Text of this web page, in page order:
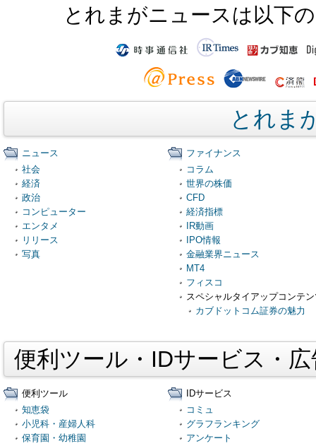
とれまがニュースは以下
とれま
ニュース
社会
経済
政治
コンピューター
エンタメ
リリース
写真
ファイナンス
コラム
世界の株価
CFD
経済指標
IR動画
IPO情報
金融業界ニュース
MT4
フィスコ
スペシャルタイアップコンテ
カブドットコム証券の魅力
便利ツール・IDサービス・
便利ツール
知恵袋
小児科・産婦人科
保育園・幼稚園
IDサービス
コミュ
グラフランキング
アンケート